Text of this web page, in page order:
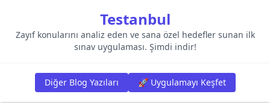
Testanbul
Zayıf konularını analiz eden ve sana özel hedefler sunan ilk
sınav uygulaması. Şimdi indir!
Diğer Blog Yazıları 🚀 Uygulamayı Keşfet